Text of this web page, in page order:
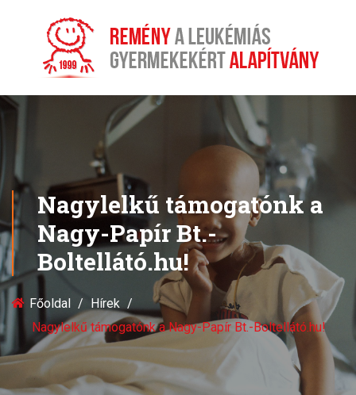
Nagylelkű támogatónk a
Nagy-Papír Bt.-
Boltellátó.hu!
Főoldal
Hírek
Nagylelkű támogatónk a Nagy-Papír Bt.-Boltellátó.hu!